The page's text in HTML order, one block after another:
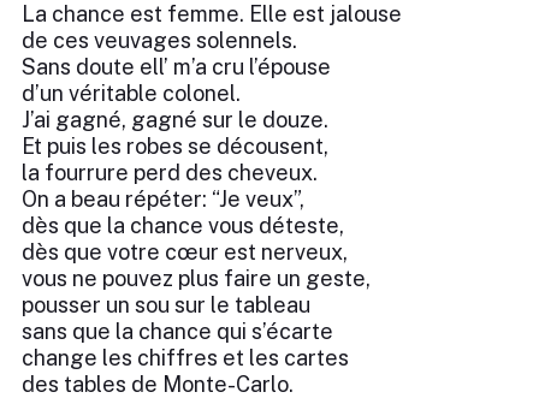
La chance est femme. Elle est jalouse
de ces veuvages solennels.
Sans doute ell’ m’a cru l’épouse
d’un véritable colonel.
J’ai gagné, gagné sur le douze.
Et puis les robes se décousent,
la fourrure perd des cheveux.
On a beau répéter: “Je veux”,
dès que la chance vous déteste,
dès que votre cœur est nerveux,
vous ne pouvez plus faire un geste,
pousser un sou sur le tableau
sans que la chance qui s’écarte
change les chiffres et les cartes
des tables de Monte-Carlo.